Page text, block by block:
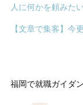
人に何かを頼みた
【文章で集客】今
福岡で就職ガイダ